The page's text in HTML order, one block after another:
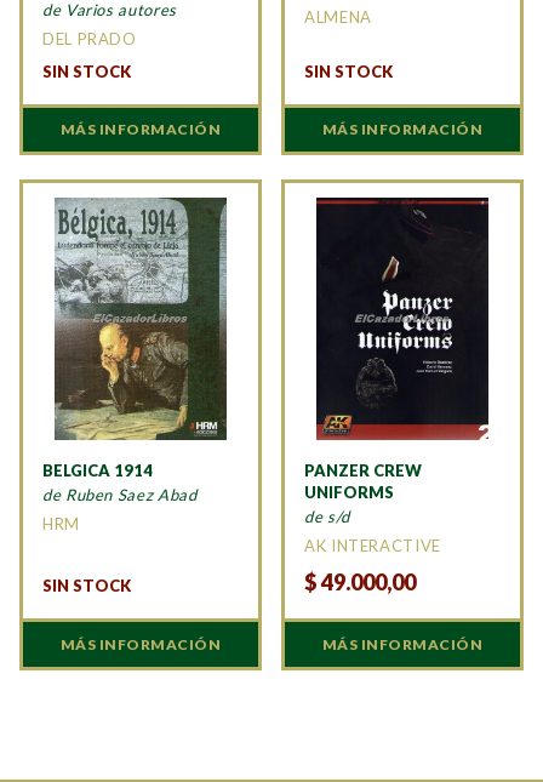
de Varios autores
DEL PRADO
SIN STOCK
MÁS INFORMACIÓN
ALMENA
SIN STOCK
MÁS INFORMACIÓN
BELGICA 1914
de Ruben Saez Abad
HRM
SIN STOCK
MÁS INFORMACIÓN
PANZER CREW
UNIFORMS
de s/d
AK INTERACTIVE
$49.000,00
MÁS INFORMACIÓN